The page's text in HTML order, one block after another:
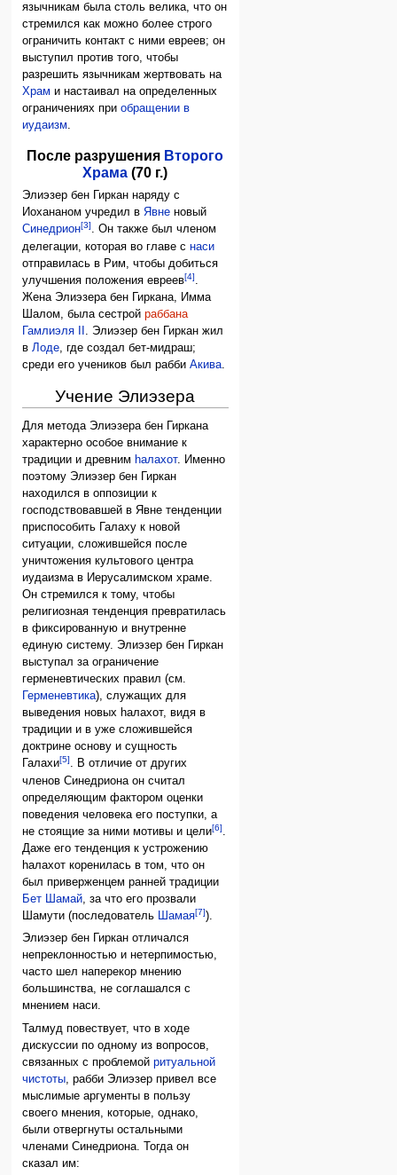
язычникам была столь велика, что он
стремился как можно более строго
ограничить контакт с ними евреев; он
выступил против того, чтобы
разрешить язычникам жертвовать на
Храм и настаивал на определенных
ограничениях приобращении в
иудаизм.
После разрушения Второго
Храма (70 г.)
Элиэзер бен Гиркан наряду с
Иохананом учредил вЯвне новый
Синедрион[3]. Он также был членом
делегации, которая во главе снаси
отправилась в Рим, чтобы добиться
улучшения положения евреев[4]
Жена Элиэзера бен Гиркана, Имма
Шалом, была сестройраббана
Гамлиэля II
. Элиэзер бен Гиркан жил
в Лоде , где создал бет-мидраш;
среди его учеников был раббиАкива
Учение Элиэзера
Для метода Элиэзера бен Гиркана
характерно особое внимание к
традиции и древним hалахот. Именно
поэтому Элиэзер бен Гиркан
находился в оппозиции к
господствовавшей в Явне тенденции
приспособить Галаху к новой
ситуации, сложившейся после
уничтожения культового центра
иудаизма в Иерусалимском храме.
Он стремился к тому, чтобы
религиозная тенденция превратилась
в фиксированную и внутренне
единую систему. Элиэзер бен Гиркан
выступал за ограничение
герменевтических правил (см.
Герменевтика), служащих для
выведения новых hалахот, видя в
традиции и в уже сложившейся
доктрине основу и сущность
Галахи[5]. В отличие от других
членов Синедриона он считал
определяющим фактором оценки
поведения человека его поступки, а
не стоящие за ними мотивы и цели[6]
Даже его тенденция к устрожению
hалахот коренилась в том, что он
был приверженцем ранней традиции
Бет Шамай , за что его прозвали
Шамути (последователь Шамая[7]).
Элиэзер бен Гиркан отличался
непреклонностью и нетерпимостью,
часто шел наперекор мнению
большинства, не соглашался с
мнением наси.
Талмуд повествует, что в ходе
дискуссии по одному из вопросов,
связанных с проблемойритуальной
чистоты , рабби Элиэзер привел все
мыслимые аргументы в пользу
своего мнения, которые, однако,
были отвергнуты остальными
членами Синедриона. Тогда он
сказал им: